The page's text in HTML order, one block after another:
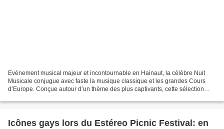
Evénement musical majeur et incontournable en Hainaut, la célèbre Nuit
Musicale conjugue avec faste la musique classique et les grandes Cours
d’Europe. Conçue autour d’un thème des plus captivants, cette sélection
Icônes gays lors du Estéreo Picnic Festival: en